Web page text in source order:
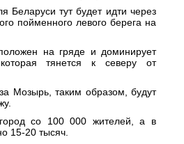
Беларуси тут будет идти через
пойменного левого берега на
на гряде и доминирует
тянется к северу от
Мозырь, таким образом, будут
со 100 000 жителей, а в
15-20 тысяч.